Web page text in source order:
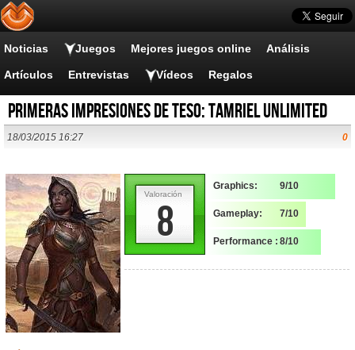
Noticias Juegos Mejores juegos online Análisis
Artículos Entrevistas Vídeos Regalos
Primeras Impresiones de TESO: Tamriel Unlimited
18/03/2015 16:27 0
8
Valoración
Graphics: 9/10
Gameplay: 7/10
Performance : 8/10